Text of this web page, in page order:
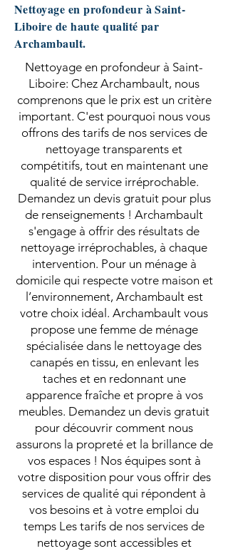
Nettoyage en profondeur à Saint-
Liboire de haute qualité par
Archambault.
Nettoyage en profondeur à Saint-
Liboire: Chez Archambault, nous
comprenons que le prix est un critère
important. C'est pourquoi nous vous
offrons des tarifs de nos services de
nettoyage transparents et
compétitifs, tout en maintenant une
qualité de service irréprochable.
Demandez un devis gratuit pour plus
de renseignements ! Archambault
s'engage à offrir des résultats de
nettoyage irréprochables, à chaque
intervention. Pour un ménage à
domicile qui respecte votre maison et
l’environnement, Archambault est
votre choix idéal. Archambault vous
propose une femme de ménage
spécialisée dans le nettoyage des
canapés en tissu, en enlevant les
taches et en redonnant une
apparence fraîche et propre à vos
meubles. Demandez un devis gratuit
pour découvrir comment nous
assurons la propreté et la brillance de
vos espaces ! Nos équipes sont à
votre disposition pour vous offrir des
services de qualité qui répondent à
vos besoins et à votre emploi du
temps Les tarifs de nos services de
nettoyage sont accessibles et